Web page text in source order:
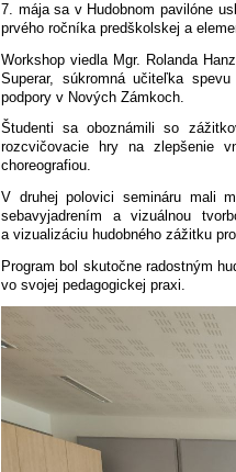
7. mája sa v Hudobnom pavilóne
prvého ročníka predškolskej a
Workshop viedla Mgr. Rolanda
Superar, súkromná učiteľka
podpory v Nových Zámkoch.
Študenti sa oboznámili so
rozcvičovacie hry na zlepšenie
choreografiou.
V druhej polovici semináru mali
sebavyjadrením a vizuálnou
a vizualizáciu hudobného zážitku
Program bol skutočne radostným
vo svojej pedagogickej praxi.